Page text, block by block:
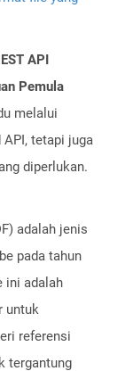
API
Pemula
melalui
tetapi juga
diperlukan.
adalah jenis
pada tahun
ini adalah
untuk
referensi
tergantung